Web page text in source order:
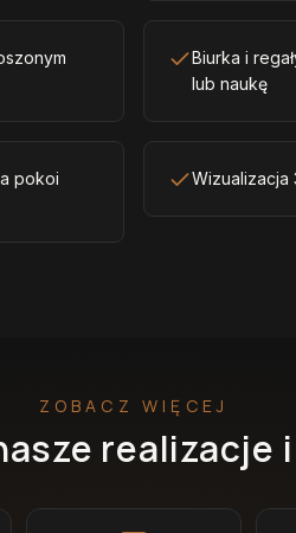
Biurka i
lub naukę
pokoi
ZOBACZ WIĘCEJ
realizacje